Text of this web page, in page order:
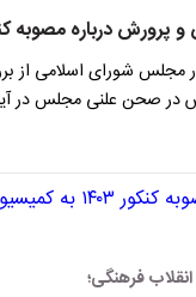
و پرورش درباره مصوبه
در مجلس شورای اسلامی
در صحن علنی مجلس در
فرهنگی؛